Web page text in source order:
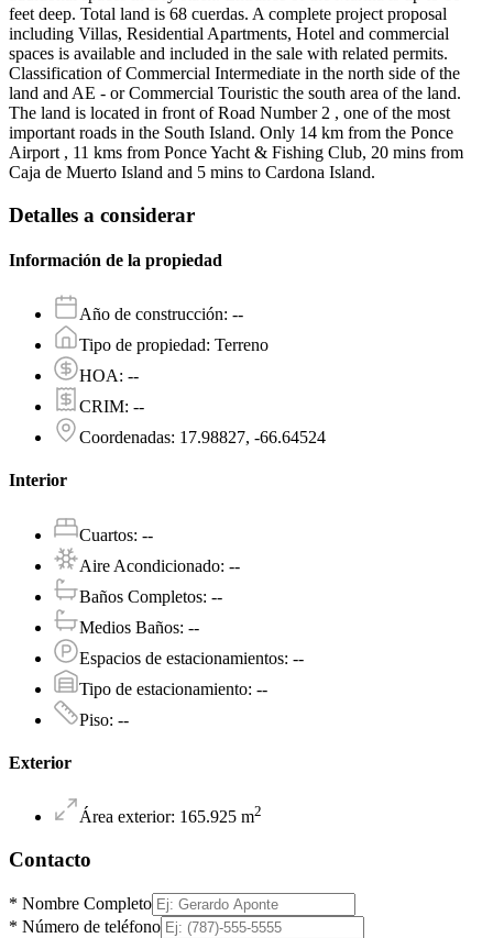
feet deep. Total land is 68 cuerdas. A complete project proposal
including Villas, Residential Apartments, Hotel and commercial
spaces is available and included in the sale with related permits.
Classification of Commercial Intermediate in the north side of the
land and AE - or Commercial Touristic the south area of the land.
The land is located in front of Road Number 2 , one of the most
important roads in the South Island. Only 14 km from the Ponce
Airport , 11 kms from Ponce Yacht & Fishing Club, 20 mins from
Caja de Muerto Island and 5 mins to Cardona Island.
Detalles a considerar
Información de la propiedad
Año de construcción: --
Tipo de propiedad: Terreno
HOA: --
CRIM: --
Coordenadas: 17.98827, -66.64524
Interior
Cuartos: --
Aire Acondicionado: --
Baños Completos: --
Medios Baños: --
Espacios de estacionamientos: --
Tipo de estacionamiento: --
Piso: --
Exterior
Área exterior: 165.925 m2
Contacto
* Nombre Completo
* Número de teléfono